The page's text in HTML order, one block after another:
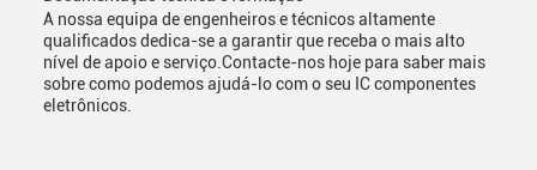
A nossa equipa de engenheiros e técnicos altamente
qualificados dedica-se a garantir que receba o mais alto
nível de apoio e serviço.Contacte-nos hoje para saber mais
sobre como podemos ajudá-lo com o seu IC componentes
eletrônicos.